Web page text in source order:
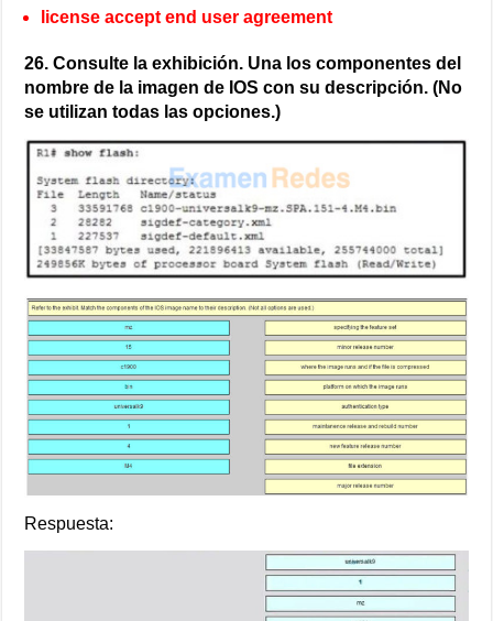
license accept end user agreement
26. Consulte la exhibición. Una los componentes del
nombre de la imagen de IOS con su descripción. (No
se utilizan todas las opciones.)
Respuesta: